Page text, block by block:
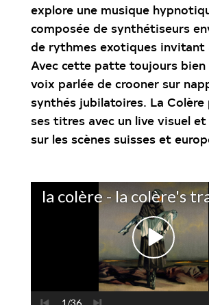
explore une musique
composée de synthétiseurs
de rythmes exotiques invitant
Avec cette patte toujours bien
voix parlée de crooner sur
synthés jubilatoires. La Colère
ses titres avec un live visuel
sur les scènes suisses et